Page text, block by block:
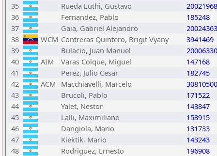
35
Rueda Luthi, Gustavo
20021968
36
Fernandez, Pablo
185248
37
Gaia, Gabriel Alejandro
20024363
38
WCM Contreras Quintero, Brigit Vyany
3941469
39
Bulacio, Juan Manuel
20006330
40
AIM Varas Colque, Miguel
147168
41
Perez, Julio Cesar
182745
42
ACM Macchiavelli, Marcelo
43
Brucoli, Pablo
171522
44
Yalet, Nestor
143847
45
Lalli, Maximiliano
153915
46
Dangiola, Mario
131733
47
Kiektik, Mario
143243
48
Rodriguez, Ernesto
196908